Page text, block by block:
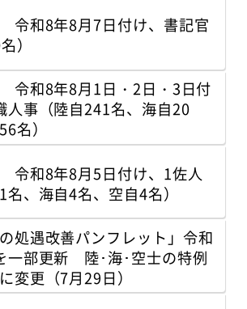
令和8年8月7日付け、書記官
）
令和8年8月1日・2日・3日付
人事（陸自241名、海自20
名）
令和8年8月5日付け、1佐人
名、海自4名、空自4名）
の処遇改善パンフレット」令和
一部更新 陸･海･空士の特例
変更（7月29日）